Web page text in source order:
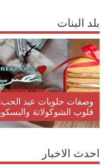
بلد البنات
وصفات حلويات عيد
قلوب الشوكولاتة
احدث الاخبار